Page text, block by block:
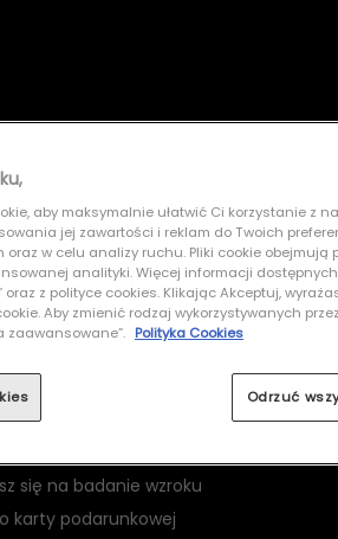
2944 ESSE
GRAND OPTICAL
się na badanie wzroku
karty podarunkowej
aby maksymalnie ułatwić Ci korzystanie z
jej zawartości i reklam do Twoich
oraz w celu analizy ruchu. Pliki cookie obejmują
analityki. Więcej informacji
z polityce cookies. Klikając Akceptuj,
Aby zmienić rodzaj wykorzystywanych
zaawansowane”. Polityka Cookies
Odrzuć